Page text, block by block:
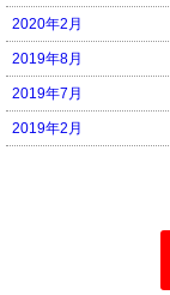
2020年2月
2019年8月
2019年7月
2019年2月